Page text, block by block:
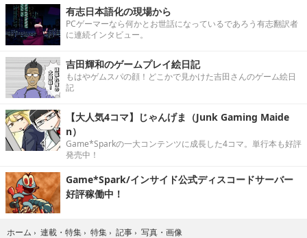
有志日本語化の現場から
PCゲーマーなら何かとお世話になっているであろう有志翻訳者
に連続インタビュー。
吉田輝和のゲームプレイ絵日記
もはやゲムスパの顔！どこかで見かけた吉田さんのゲーム絵日
記
【大人気4コマ】じゃんげま（Junk Gaming Maide
n）
Game*Sparkの一大コンテンツに成長した4コマ。単行本も好評
発売中！
Game*Spark/インサイド公式ディスコードサーバー
好評稼働中！
ホーム › 連載・特集 › 特集 › 記事 › 写真・画像